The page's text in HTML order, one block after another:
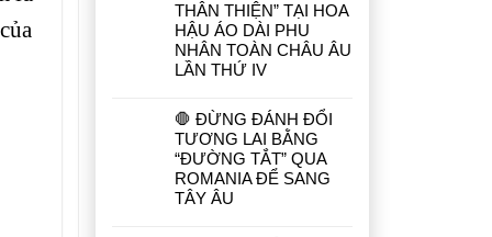
THÂN THIỆN” TẠI HOA
HẬU ÁO DÀI PHU
NHÂN TOÀN CHÂU ÂU
LẦN THỨ IV
🛑 ĐỪNG ĐÁNH ĐỔI
TƯƠNG LAI BẰNG
“ĐƯỜNG TẮT” QUA
ROMANIA ĐỂ SANG
TÂY ÂU